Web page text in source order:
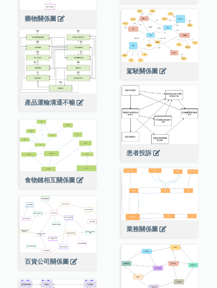
藥物關係圖
駕駛關係圖
產品運輸溝通不暢
患者投訴
食物鏈相互關係圖
業務關係圖
百貨公司關係圖